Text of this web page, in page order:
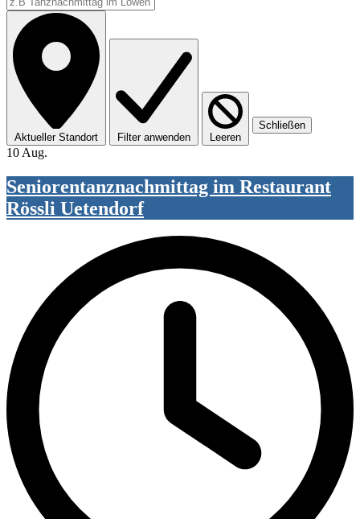
Aktueller Standort Filter anwenden Leeren
Schließen
10 Aug.
Seniorentanznachmittag im Restaurant
Rössli Uetendorf